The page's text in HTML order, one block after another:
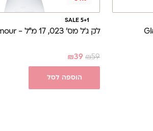
SALE 5+1
לק ג'ל מס' 023, 17 מ"ל - Glamour
₪59
₪39
הוספה לסל